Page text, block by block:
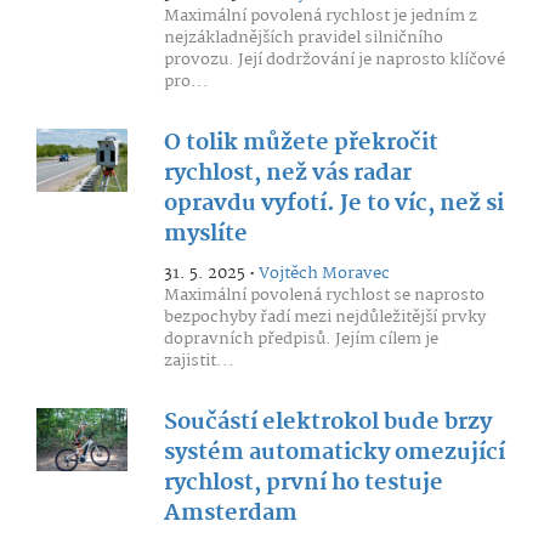
Maximální povolená rychlost je jedním z
nejzákladnějších pravidel silničního
provozu. Její dodržování je naprosto klíčové
pro...
O tolik můžete překročit
rychlost, než vás radar
opravdu vyfotí. Je to víc, než si
myslíte
31. 5. 2025 •Vojtěch Moravec
Maximální povolená rychlost se naprosto
bezpochyby řadí mezi nejdůležitější prvky
dopravních předpisů. Jejím cílem je
zajistit...
Součástí elektrokol bude brzy
systém automaticky omezující
rychlost, první ho testuje
Amsterdam